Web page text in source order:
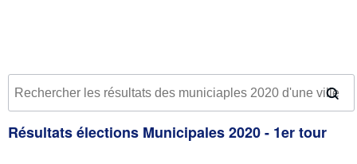
Résultats élections Municipales 2020 - 1er tour